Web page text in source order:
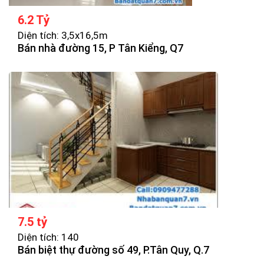
6.2 Tỷ
Diện tích: 3,5x16,5m
Bán nhà đường 15, P Tân Kiểng, Q7
7.5 tỷ
Diện tích: 140
Bán biệt thự đường số 49, P.Tân Quy, Q.7